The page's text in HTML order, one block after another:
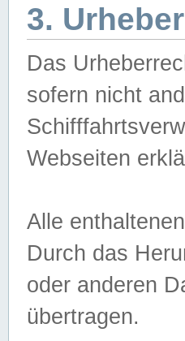
3.
Das
sofern nicht
Webseiten
Alle
Durch das
oder anderen
übertragen.